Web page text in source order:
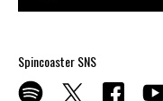
Spincoaster SNS